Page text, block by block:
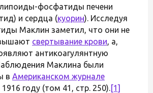
фосфатиды печени
и сердца (куорин). Исследуя
Маклин заметил, что они не
свертывание крови, а,
антикоагулянтную
Маклина были
в Американском журнале
1916 году (том 41, стр. 250).[1]